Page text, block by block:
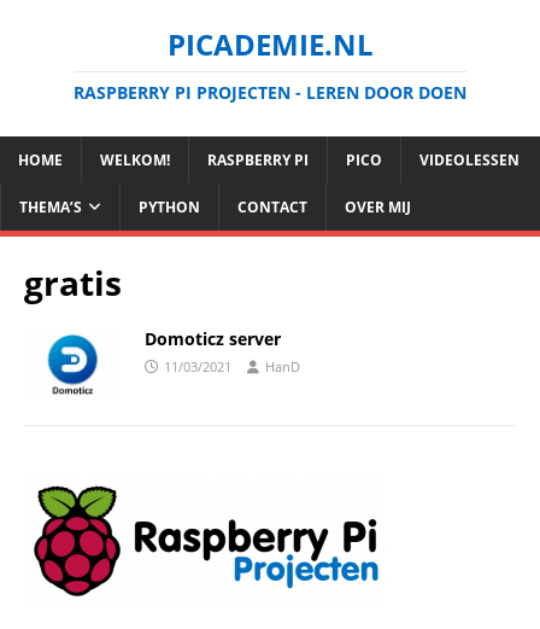
PICADEMIE.NL
RASPBERRY PI PROJECTEN - LEREN DOOR DOEN
HOME WELKOM! RASPBERRY PI PICO VIDEOLESSEN
THEMA’S PYTHON CONTACT OVER MIJ
gratis
Domoticz server
11/03/2021 HanD